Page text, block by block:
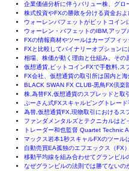
企業価値分析に伴うバリュー株、グロ
株式投資やFXの勝敗を分ける資金およ
ウォーレンバフェットがビットコイン
ウォーレン・バフェットのIBM,アップ
FXの情報商材やツールはカーブフィッ
FXと比較してバイナリーオプションに
相場、株価が動く理由と仕組み。その
仮想通貨,ビットコインFXで手数料,ス
FX会社、仮想通貨の取引所は国内と海
BLACK SWAN FX CLUB-黒鳥FX倶楽
株,為替FX,仮想通貨のスプレッドと取
ぷーさん式FXスキャルピングトレー
為替,仮想通貨FX,現物取引におけるス
ファンダメンタルズとテクニカルはど
トレーダー和也監督 Quartet Technic
マックス岩本1秒スキャルFXのツール
自動売買EA孤独のエフエックス（FX
移動平均線を組み合わせてグランビル
なぜグランビルの法則では勝てないの